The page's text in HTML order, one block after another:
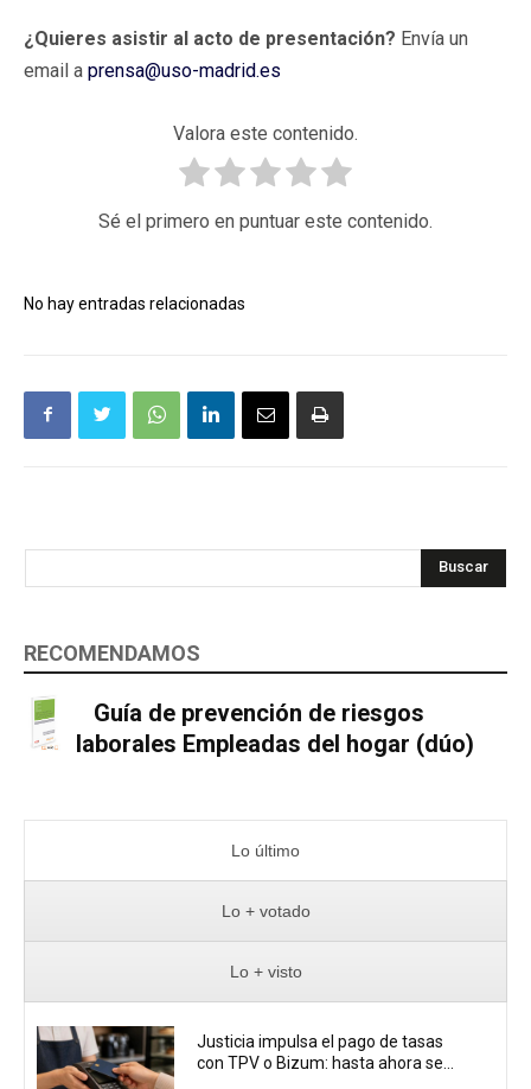
¿Quieres asistir al acto de presentación? Envía un
email a prensa@uso-madrid.es
Valora este contenido.
Sé el primero en puntuar este contenido.
No hay entradas relacionadas
Buscar
RECOMENDAMOS
Guía de prevención de riesgos
laborales Empleadas del hogar (dúo)
Lo último
Lo + votado
Lo + visto
Justicia impulsa el pago de tasas
con TPV o Bizum: hasta ahora se...